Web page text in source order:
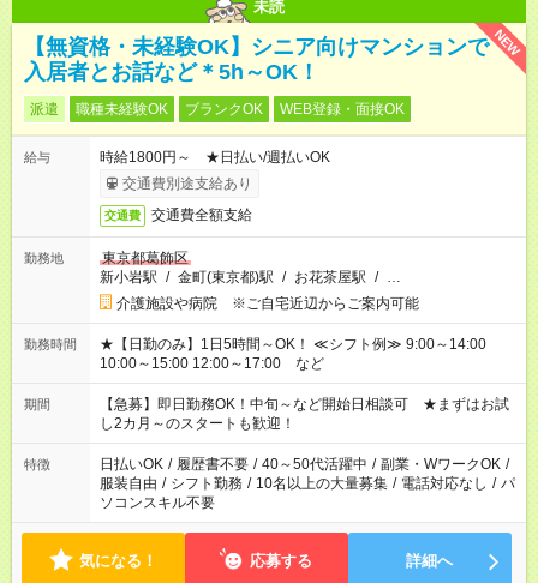
未読
NEW
【無資格・未経験OK】シニア向けマンションで
入居者とお話など＊5h～OK！
派遣 職種未経験OK ブランクOK WEB登録・面接OK
給与
時給1800円～ ★日払い/週払いOK
交通費別途支給あり
交通費 交通費全額支給
勤務地
東京都葛飾区
新小岩駅 / 金町(東京都)駅 / お花茶屋駅 / …
介護施設や病院 ※ご自宅近辺からご案内可能
勤務時間
★【日勤のみ】1日5時間～OK！ ≪シフト例≫ 9:00～14:00
10:00～15:00 12:00～17:00 など
期間
【急募】即日勤務OK！中旬～など開始日相談可 ★まずはお試
し2カ月～のスタートも歓迎！
特徴 日払いOK / 履歴書不要 / 40～50代活躍中 / 副業・WワークOK /
服装自由 / シフト勤務 / 10名以上の大量募集 / 電話対応なし / パ
ソコンスキル不要
気になる！ 応募する 詳細へ